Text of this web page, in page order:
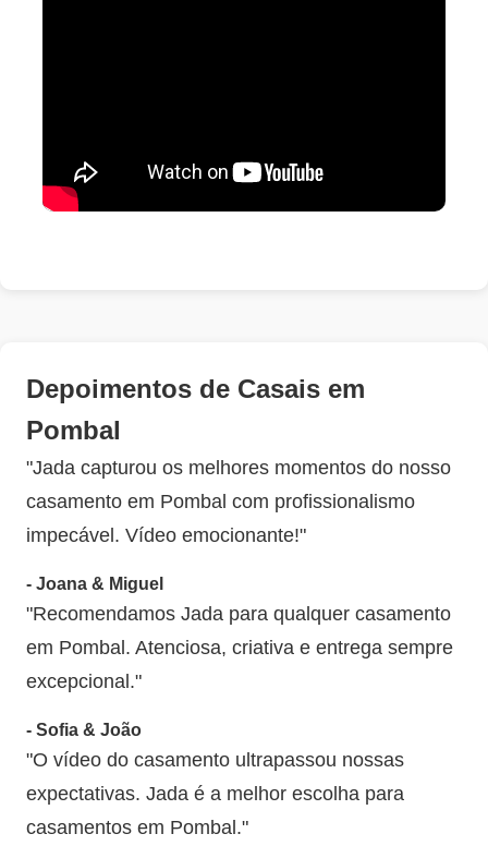
Depoimentos de Casais em
Pombal
"Jada capturou os melhores momentos do nosso
casamento em Pombal com profissionalismo
impecável. Vídeo emocionante!"
- Joana & Miguel
"Recomendamos Jada para qualquer casamento
em Pombal. Atenciosa, criativa e entrega sempre
excepcional."
- Sofia & João
"O vídeo do casamento ultrapassou nossas
expectativas. Jada é a melhor escolha para
casamentos em Pombal."